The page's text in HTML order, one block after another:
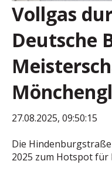
Vollgas
Deutsche
27.08.2025, 09:50:15
Die
2025 zum Hotspot für